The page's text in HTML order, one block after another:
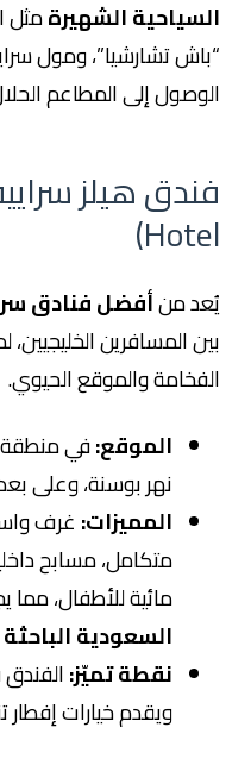
السياحية الشهيرةمثل
“باش تشارشيا”، ومول
الوصول إلى المطاعم
Hotel)
يُعد منأفضل فنادق
بين المسافرين
الفخامة والموقع الحيوي.
الموقع:في منطقة
نهر بوسنة، وعلى بعد 10 دقائق فقط من
المميزات: غرف
متكامل، مسابح
مائية للأطفال، مما
السعودية
نقطة تميّز:
ويقدم خيارات